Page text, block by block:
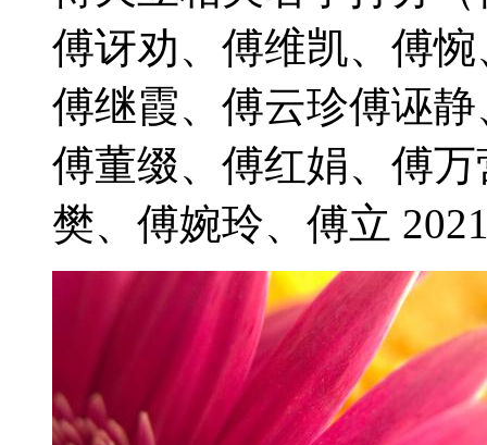
傅讶劝、傅维凯、傅
傅继霞、傅云珍傅诬
傅董缀、傅红娟、傅
樊、傅婉玲、傅立